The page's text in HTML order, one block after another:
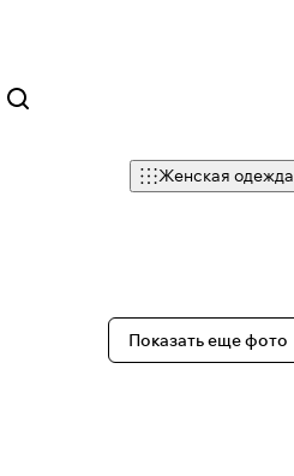
Женская одежда
Показать еще фото